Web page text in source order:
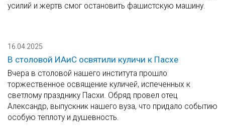
усилий и жертв смог остановить фашистскую машину.
16.04.2025
В столовой ИАиС освятили куличи к Пасхе
Вчера в столовой нашего института прошло
торжественное освящение куличей, испеченных к
светлому празднику Пасхи. Обряд провел отец
Александр, выпускник нашего вуза, что придало событию
особую теплоту и душевность.